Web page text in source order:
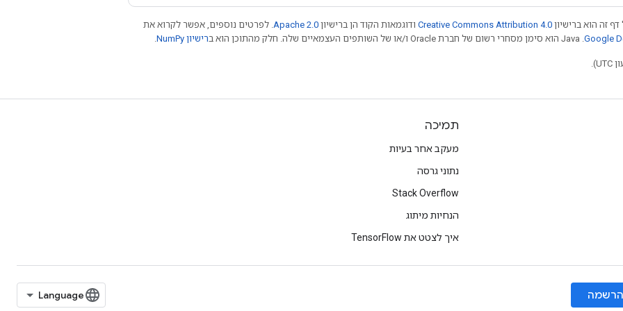
זה הוא ברישיון Creative Commons Attribution 4.0 ודוגמאות הקוד הן ברישיון Apache 2.0 . לפרטים נוספים, אפשר לקרוא את
רישיון NumPy‏
תמיכה
מעקב אחר בעיות
נתוני גרסה
Stack Overflow
הנחיות מיתוג
איך לצטט את TensorFlow
הרשמה